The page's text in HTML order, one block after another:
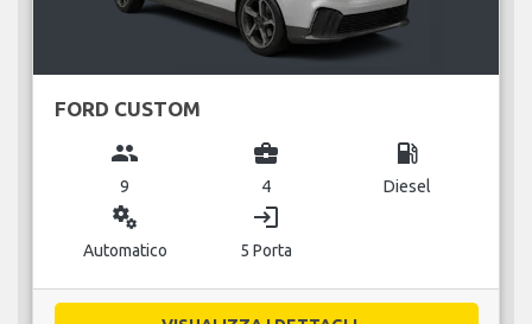
FORD CUSTOM
group
9
business_center
4
local_gas_station
Diesel
miscellaneous_services
Automatico
login
5 Porta